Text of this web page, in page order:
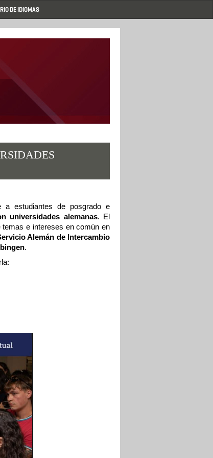
DE IDIOMAS
a estudiantes de posgrado e
universidades alemanas. El
e intereses en común en
Alemán de Intercambio
.